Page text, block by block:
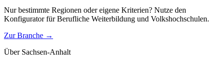
Nur bestimmte Regionen oder eigene Kriterien? Nutze den
Konfigurator fürBerufliche Weiterbildung und Volkshochschulen.
Zur Branche →
Über Sachsen-Anhalt